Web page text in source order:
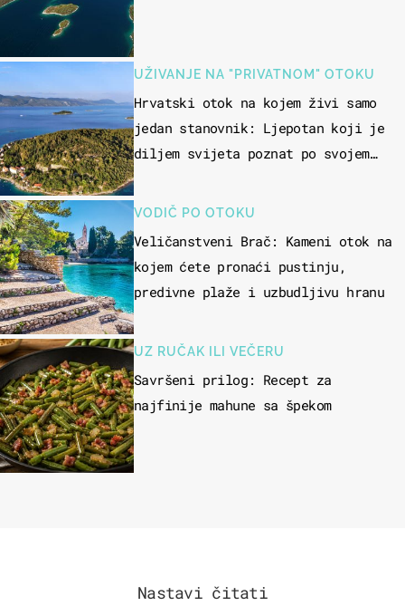
UŽIVANJE NA "PRIVATNOM" OTOKU
Hrvatski otok na kojem živi samo
jedan stanovnik: Ljepotan koji je
diljem svijeta poznat po svojem
VODIČ PO OTOKU
Veličanstveni Brač: Kameni otok na
kojem ćete pronaći pustinju,
predivne plaže i uzbudljivu hranu
UZ RUČAK ILI VEČERU
Savršeni prilog: Recept za
najfinije mahune sa špekom
Nastavi čitati